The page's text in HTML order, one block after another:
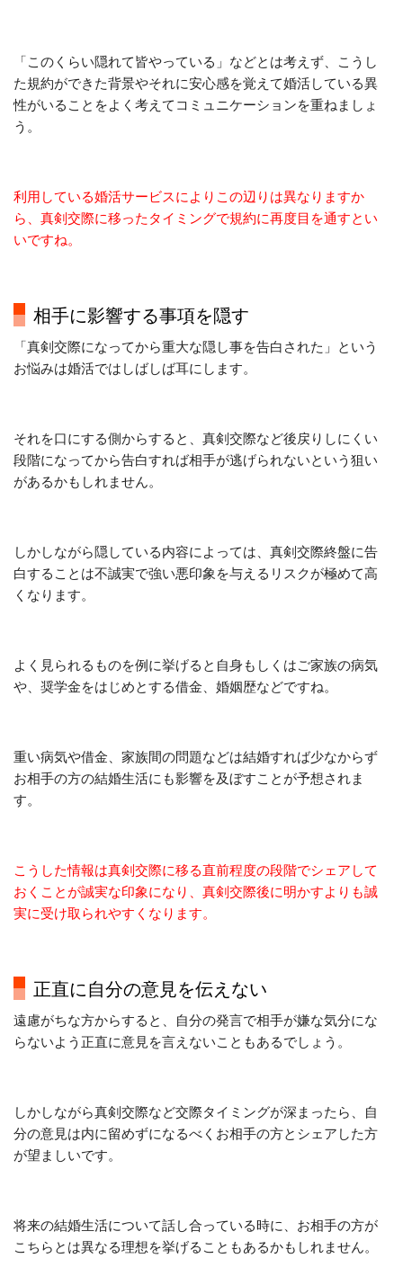
「このくらい隠れて皆やっている」などとは考えず、こうし
た規約ができた背景やそれに安心感を覚えて婚活している異
性がいることをよく考えてコミュニケーションを重ねましょ
う。
利用している婚活サービスによりこの辺りは異なりますか
ら、真剣交際に移ったタイミングで規約に再度目を通すとい
いですね。
相手に影響する事項を隠す
「真剣交際になってから重大な隠し事を告白された」という
お悩みは婚活ではしばしば耳にします。
それを口にする側からすると、真剣交際など後戻りしにくい
段階になってから告白すれば相手が逃げられないという狙い
があるかもしれません。
しかしながら隠している内容によっては、真剣交際終盤に告
白することは不誠実で強い悪印象を与えるリスクが極めて高
くなります。
よく見られるものを例に挙げると自身もしくはご家族の病気
や、奨学金をはじめとする借金、婚姻歴などですね。
重い病気や借金、家族間の問題などは結婚すれば少なからず
お相手の方の結婚生活にも影響を及ぼすことが予想されま
す。
こうした情報は真剣交際に移る直前程度の段階でシェアして
おくことが誠実な印象になり、真剣交際後に明かすよりも誠
実に受け取られやすくなります。
正直に自分の意見を伝えない
遠慮がちな方からすると、自分の発言で相手が嫌な気分にな
らないよう正直に意見を言えないこともあるでしょう。
しかしながら真剣交際など交際タイミングが深まったら、自
分の意見は内に留めずになるべくお相手の方とシェアした方
が望ましいです。
将来の結婚生活について話し合っている時に、お相手の方が
こちらとは異なる理想を挙げることもあるかもしれません。